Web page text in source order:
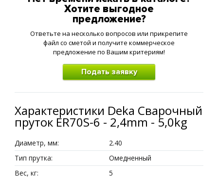
Хотите выгодное
предложение?
Ответьте на несколько вопросов или прикрепите
файл со сметой и получите коммерческое
предложение по Вашим критериям!
Подать заявку
Характеристики Deka Сварочный
пруток ER70S-6 - 2,4mm - 5,0kg
Диаметр, мм:
2.40
Тип прутка:
Омедненный
Вес, кг:
5